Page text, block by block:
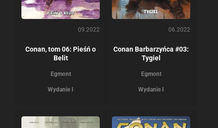
09.2022
Conan, tom 06: Pieśń o
Belit
Egmont
Wydanie I
06.2022
Conan Barbarzyńca #03:
Tygiel
Egmont
Wydanie I